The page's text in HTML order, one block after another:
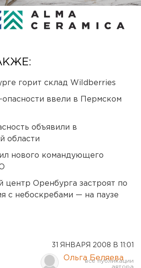
горит склад Wildberries
ввели в Пермском
объявили в
области
нового командующего
центр Оренбурга застроят по
с небоскребами — на паузе
31 ЯНВАРЯ 2008 В 11:01
Ольга Беляева